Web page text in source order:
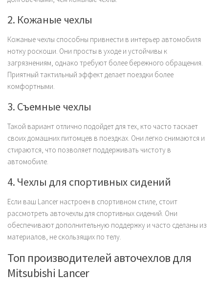
2. Кожаные чехлы
Кожаные чехлы способны привнести в интерьер автомобиля
нотку роскоши. Они просты в уходе и устойчивы к
загрязнениям, однако требуют более бережного обращения.
Приятный тактильный эффект делает поездки более
комфортными.
3. Съемные чехлы
Такой вариант отлично подойдет для тех, кто часто таскает
своих домашних питомцев в поездках. Они легко снимаются и
стираются, что позволяет поддерживать чистоту в
автомобиле.
4. Чехлы для спортивных сидений
Если ваш Lancer настроен в спортивном стиле, стоит
рассмотреть авточехлы для спортивных сидений. Они
обеспечивают дополнительную поддержку и часто сделаны из
материалов, не скользящих по телу.
Топ производителей авточехлов для
Mitsubishi Lancer